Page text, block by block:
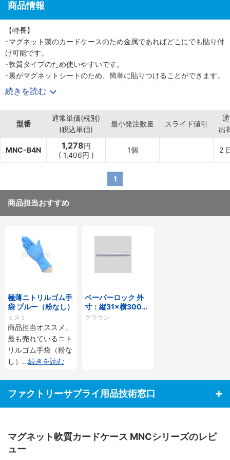
商品情報
【特長】
･マグネット製のカードケースのため金属であればどこにでも貼り付
け可能です。
･軟質タイプのため使いやすいです。
･裏がマグネットシートのため、簡単に貼りつけることができます。
･裏面がマグネットなので金属面での取り付け取り外しが簡単です。
･挿入した表示物のインクが付着しにくいノンコピー（非転写）フィ
ルムタイプです。
･表面ツヤ有フィルムですのでクリアに表示する事が出来るタイプで
･ケースの中身は入れ替え可能ですのでいつでも表示を変えられま
す。
･軟質塩化ビニル
続きを読む
型番
通常単価(税別)
(税込単価)
最小発注数量 スライド値引
出
MNC-B4N 1,278円
( 1,406円 )
1個 2
1
商品担当おすすめ
極薄ニトリルゴム手
袋 ブルー（粉なし）
ミスミ
商品担当オススメ、
最も売れているニト
リルゴム手袋（粉な
し） ...続きを読む
ペーパーロック 外
寸：縦31×横300×
厚16mm
クラウン
ファクトリーサプライ用品技術窓口
マグネット軟質カードケース MNCシリーズのレビ
ュー